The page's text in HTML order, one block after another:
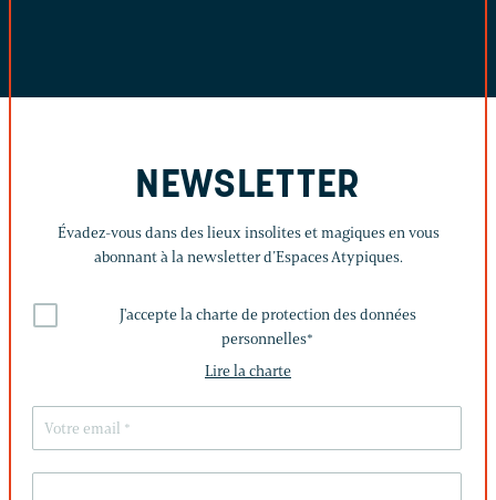
NEWSLETTER
Évadez-vous dans des lieux insolites et magiques en vous
abonnant à la newsletter d’Espaces Atypiques.
J'accepte la charte de protection des données
personnelles*
Lire la charte